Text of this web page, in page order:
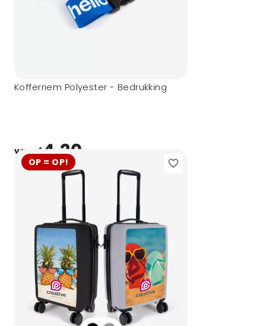
Kofferriem Polyester - Bedrukking
vanaf4,20
OP = OP!